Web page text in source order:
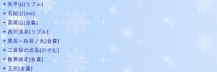
＋ 矢平山[リブル]
＋石鎚山[zio]
＋高尾山[金森]
＋西沢渓谷[リブル]
＋ 黒岳～白谷ノ丸[金森]
＋ 二度目の北岳[のぞむ]
＋飯豊縦走[金森]
＋王岳[金森]